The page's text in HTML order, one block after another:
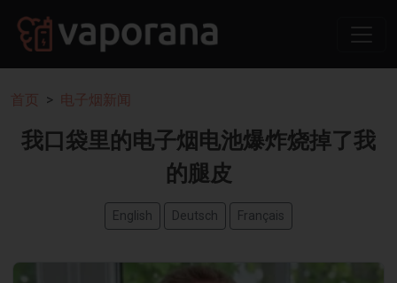
首页 电子烟新闻
我口袋里的电子烟电池爆炸烧掉了我
的腿皮
English Deutsch Français